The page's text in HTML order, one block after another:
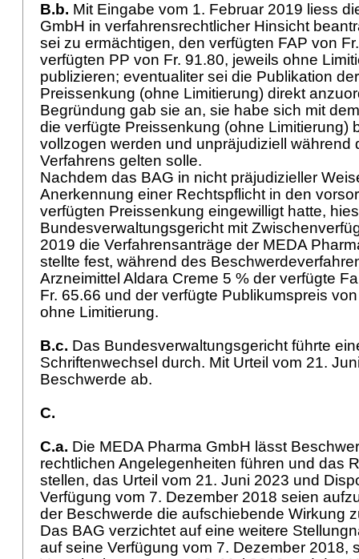
B.b. Mit Eingabe vom 1. Februar 2019 liess
GmbH in verfahrensrechtlicher Hinsicht
sei zu ermächtigen, den verfügten FAP von
verfügten PP von Fr. 91.80, jeweils ohne
publizieren; eventualiter sei die Publikation
Preissenkung (ohne Limitierung) direkt
Begründung gab sie an, sie habe sich mit
die verfügte Preissenkung (ohne Limitierung)
vollzogen werden und unpräjudiziell während
Verfahrens gelten solle.
Nachdem das BAG in nicht präjudizieller
Anerkennung einer Rechtspflicht in den
verfügten Preissenkung eingewilligt hatte,
Bundesverwaltungsgericht mit
2019 die Verfahrensanträge der MEDA
stellte fest, während des
Arzneimittel Aldara Creme 5 % der verfügte
Fr. 65.66 und der verfügte Publikumspreis
ohne Limitierung.
B.c. Das Bundesverwaltungsgericht führte
Schriftenwechsel durch. Mit Urteil vom 21.
Beschwerde ab.
C.
C.a. Die MEDA Pharma GmbH lässt
rechtlichen Angelegenheiten führen und das
stellen, das Urteil vom 21. Juni 2023 und
Verfügung vom 7. Dezember 2018 seien
der Beschwerde die aufschiebende Wirkung
Das BAG verzichtet auf eine weitere
auf seine Verfügung vom 7. Dezember 2018,